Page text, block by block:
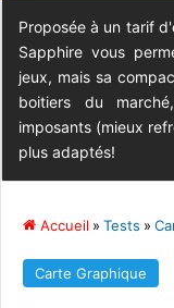
Proposée à un tarif
Sapphire vous
jeux, mais sa
boitiers du
imposants (mieux
plus adaptés!
Accueil » Tests »
Carte Graphique